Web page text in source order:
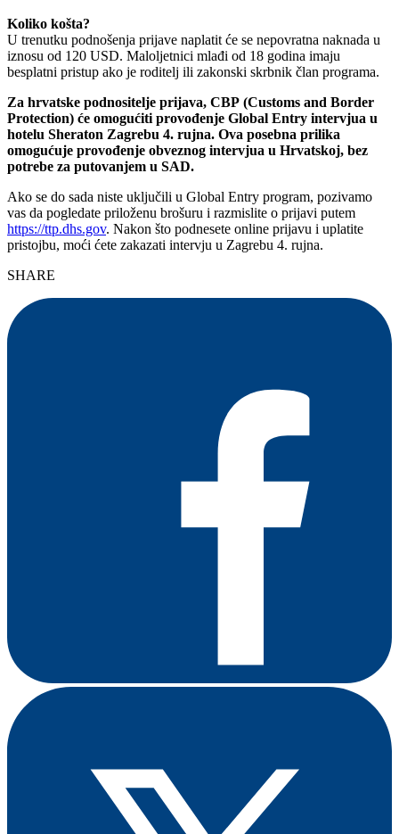
Koliko košta?
U trenutku podnošenja prijave naplatit će se nepovratna naknada u
iznosu od 120 USD. Maloljetnici mlađi od 18 godina imaju
besplatni pristup ako je roditelj ili zakonski skrbnik član programa.
Za hrvatske podnositelje prijava, CBP (Customs and Border
Protection) će omogućiti provođenje Global Entry intervjua u
hotelu Sheraton Zagrebu 4. rujna. Ova posebna prilika
omogućuje provođenje obveznog intervjua u Hrvatskoj, bez
potrebe za putovanjem u SAD.
Ako se do sada niste uključili u Global Entry program, pozivamo
vas da pogledate priloženu brošuru i razmislite o prijavi putem
https://ttp.dhs.gov. Nakon što podnesete online prijavu i uplatite
pristojbu, moći ćete zakazati intervju u Zagrebu 4. rujna.
SHARE